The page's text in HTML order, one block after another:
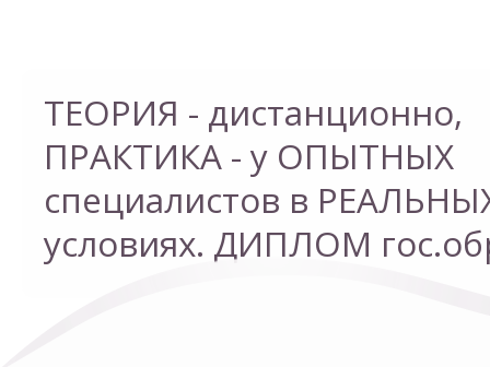
ТЕОРИЯ - дистанционно,
ПРАКТИКА - у ОПЫТНЫХ
специалистов в
условиях. ДИПЛОМ
ТЕОРИЯ - дистанционно,
ПРАКТИКА - у ОПЫТНЫХ
специалистов в
условиях. ДИПЛОМ